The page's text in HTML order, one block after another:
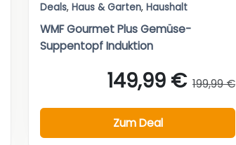
Deals, Haus & Garten, Haushalt
WMF Gourmet Plus Gemüse-
Suppentopf Induktion
149,99 € 199,99 €
Zum Deal